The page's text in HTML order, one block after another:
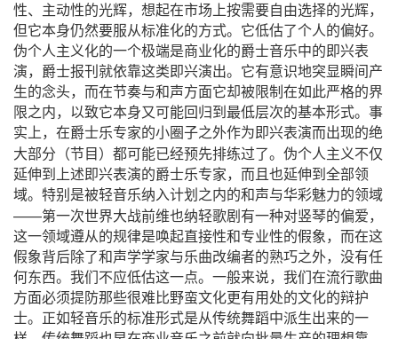
性、主动性的光辉，想起在市场上按需要自由选择的光辉，
但它本身仍然要服从标准化的方式。它低估了个人的偏好。
伪个人主义化的一个极端是商业化的爵士音乐中的即兴表
演，爵士报刊就依靠这类即兴演出。它有意识地突显瞬间产
生的念头，而在节奏与和声方面它却被限制在如此严格的界
限之内，以致它本身又可能回归到最低层次的基本形式。事
实上，在爵士乐专家的小圈子之外作为即兴表演而出现的绝
大部分
（节目 ）
都可能已经预先排练过了。伪个人主义不仅
延伸到上述即兴表演的爵士乐专家，而且也延伸到全部领
域。特别是被轻音乐纳入计划之内的和声与华彩魅力的领域
——第一次世界大战前维也纳轻歌剧有一种对竖琴的偏爱，
这一领域遵从的规律是唤起直接性和专业性的假象，而在这
假象背后除了和声学学家与乐曲改编者的熟巧之外，没有任
何东西。我们不应低估这一点。一般来说，我们在流行歌曲
方面必须提防那些很难比野蛮文化更有用处的文化的辩护
士。正如轻音乐的标准形式是从传统舞蹈中派生出来的一